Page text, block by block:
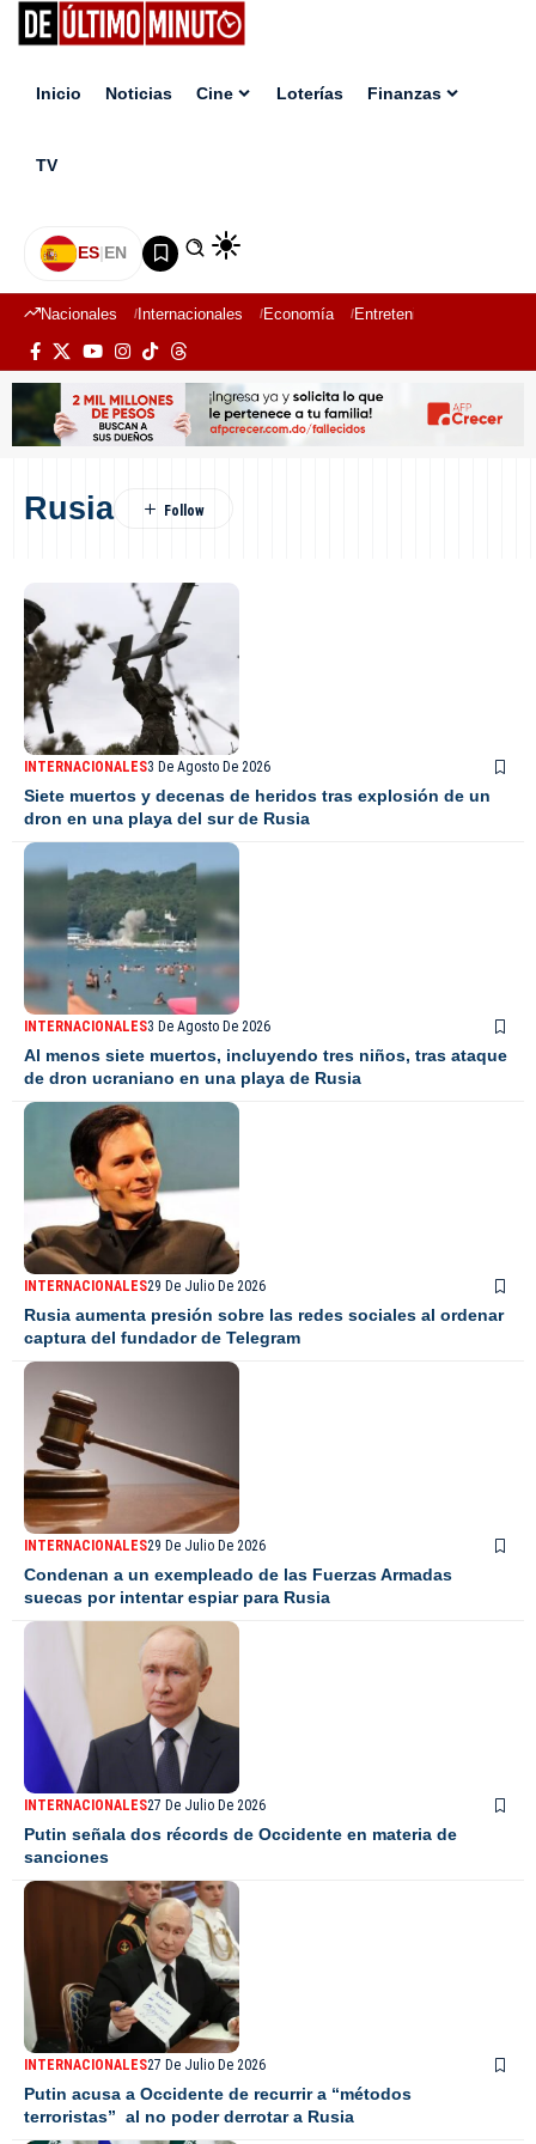
Inicio Noticias Cine Loterías Finanzas
TV
ES|EN
Nacionales Internacionales Economía Entretenimiento
Rusia
INTERNACIONALES3 De Agosto De 2026
Siete muertos y decenas de heridos tras explosión de un
dron en una playa del sur de Rusia
INTERNACIONALES3 De Agosto De 2026
Al menos siete muertos, incluyendo tres niños, tras ataque
de dron ucraniano en una playa de Rusia
INTERNACIONALES29 De Julio De 2026
Rusia aumenta presión sobre las redes sociales al ordenar
captura del fundador de Telegram
INTERNACIONALES29 De Julio De 2026
Condenan a un exempleado de las Fuerzas Armadas
suecas por intentar espiar para Rusia
INTERNACIONALES27 De Julio De 2026
Putin señala dos récords de Occidente en materia de
sanciones
INTERNACIONALES27 De Julio De 2026
Putin acusa a Occidente de recurrir a “métodos
terroristas” al no poder derrotar a Rusia